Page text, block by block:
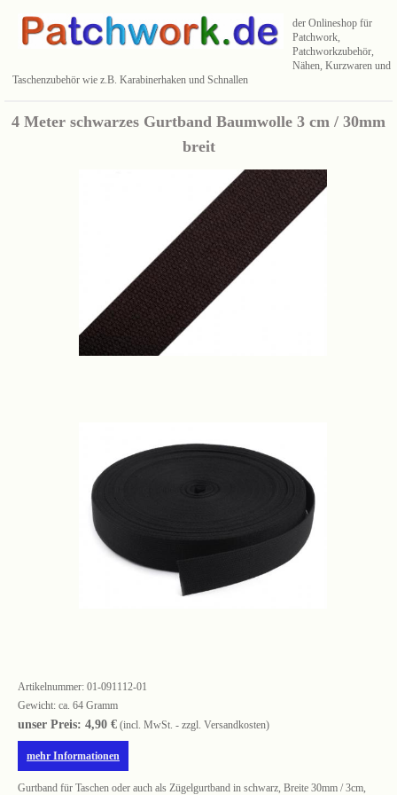
der Onlineshop für
Patchwork,
Patchworkzubehör,
Nähen, Kurzwaren und
Taschenzubehör wie z.B. Karabinerhaken und Schnallen
4 Meter schwarzes Gurtband Baumwolle 3 cm / 30mm
breit
Artikelnummer: 01-091112-01
Gewicht: ca. 64 Gramm
unser Preis: 4,90 € (incl. MwSt. - zzgl. Versandkosten)
mehr Informationen
Gurtband für Taschen oder auch als Zügelgurtband in schwarz, Breite 30mm / 3cm,